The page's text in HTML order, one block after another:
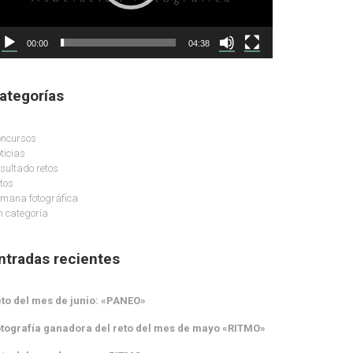
00:00 04:38
retos
fotográfica
categoría
recientes
del mes de junio: «PANEO»
ganadora del reto del mes de mayo «RITMO»